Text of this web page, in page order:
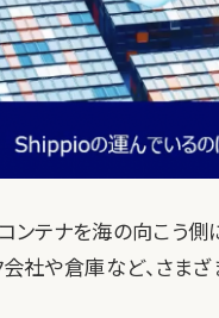
ンテナを海の向こう側
会社や倉庫など、さま